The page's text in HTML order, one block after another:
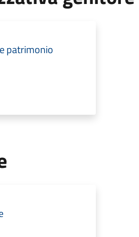
patrimonio